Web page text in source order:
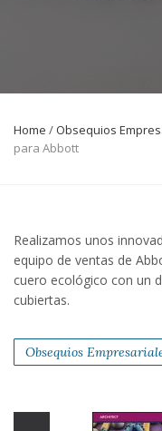
Home / Obsequios
para Abbott
Realizamos unos
equipo de ventas de
cuero ecológico con un
cubiertas.
Obsequios